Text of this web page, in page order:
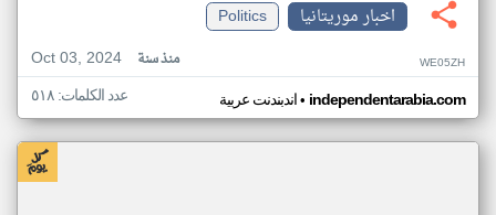
اخبار موريتانيا
Politics
Oct 03, 2024
منذ سنة WE05ZH
اندبندنت عربية• independentarabia.com عدد الكلمات: ٥١٨